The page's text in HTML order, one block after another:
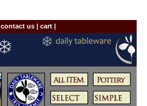
contact us | cart |